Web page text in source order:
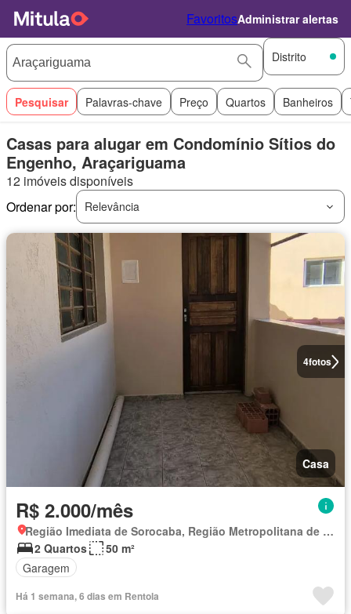
FavoritosAdministrar alertas
Distrito
Pesquisar Palavras-chave Preço Quartos Banheiros
Casas para alugar em Condomínio Sítios do
Engenho, Araçariguama
12 imóveis disponíveis
Ordenar por:
Relevância
4fotos
Casa
R$ 2.000/mês
Região Imediata de Sorocaba, Região Metropolitana de Sorocaba
2 Quartos
50 m²
Garagem
Há 1 semana, 6 dias em Rentola